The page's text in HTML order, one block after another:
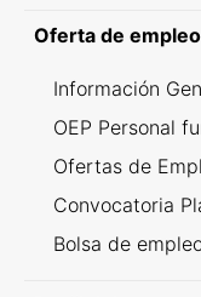
Oferta de empleo
Información
OEP Personal
Ofertas de
Convocatoria
Bolsa de